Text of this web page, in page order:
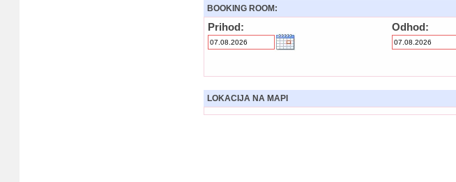
BOOKING ROOM:
Prihod: Odhod:
LOKACIJA NA MAPI